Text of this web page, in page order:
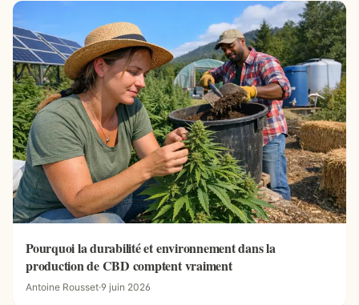
Pourquoi la durabilité et environnement dans la
production de CBD comptent vraiment
Antoine Rousset·9 juin 2026